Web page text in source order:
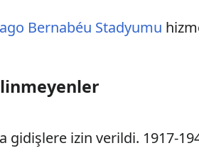
Bernabéu Stadyumu
gidişlere izin verildi. 1917-